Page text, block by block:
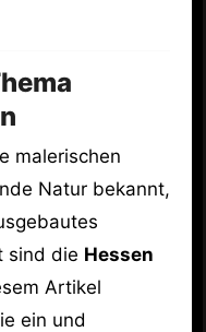
malerischen
Natur bekannt,
sind die Hessen
Artikel
ein und